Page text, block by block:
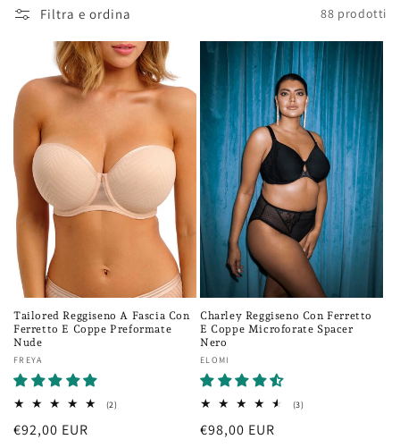
z
o
n
e
:
Filtra e ordina 88 prodotti
Tailored Reggiseno A Fascia Con
Ferretto E Coppe Preformate
Nude
Fornitore:
FREYA
(2)2
Prezzo
€92,00 EUR
Charley Reggiseno Con Ferretto
E Coppe Microforate Spacer
Nero
Fornitore:
ELOMI
(3)3
Prezzo
€98,00 EUR